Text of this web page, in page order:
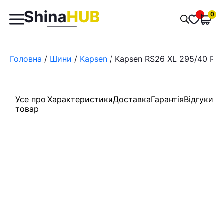
Пошук
товарів
0
Головна / Шини / Kapsen / Kapsen RS26 XL 295/40 R21
Усе про
товар
ХарактеристикиДоставкаГарантіяВідгуки